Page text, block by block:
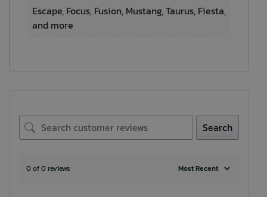
Escape, Focus, Fusion, Mustang, Taurus, Fiesta,
and more
Search
0 of 0 reviews